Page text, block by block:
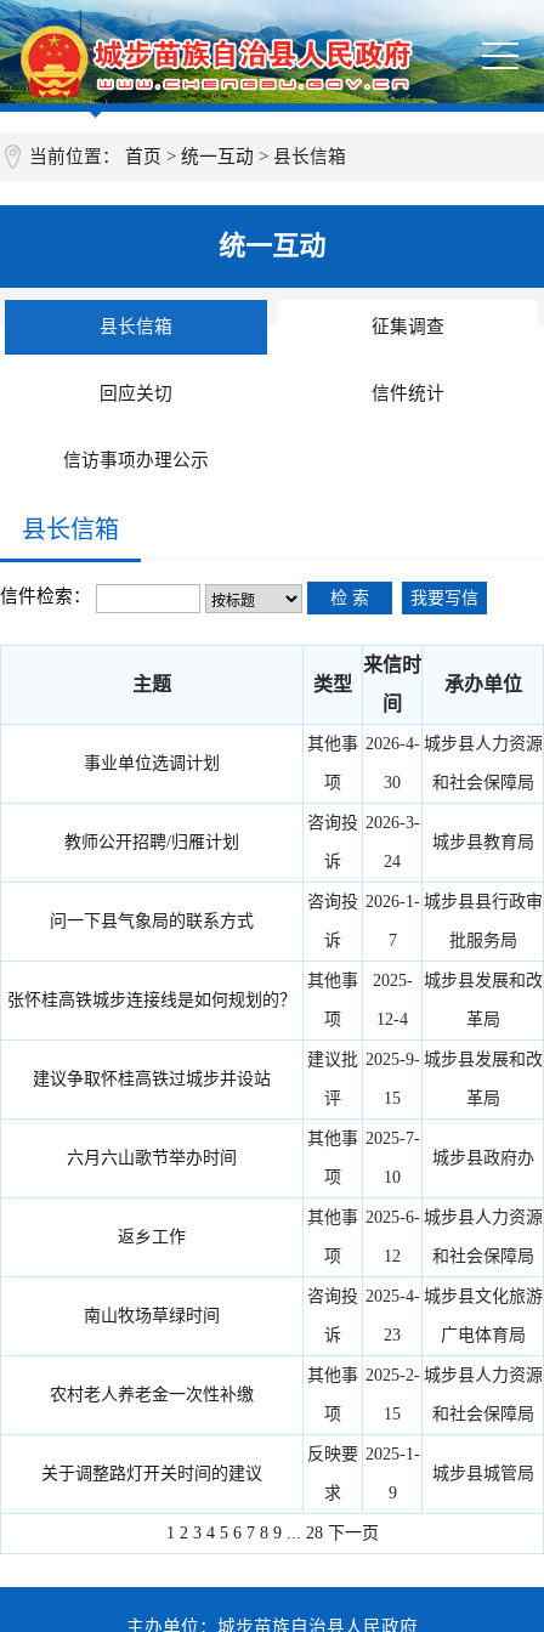
当前位置：首页 >统一互动 >县长信箱
统一互动
县长信箱 征集调查
回应关切 信件统计
信访事项办理公示
县长信箱
信件检索： 检 索 我要写信
主题 类型
来信时
间
承办单位
事业单位选调计划
其他事
项
2026-4-
30
城步县人力资源
和社会保障局
教师公开招聘/归雁计划
咨询投
诉
2026-3-
24
城步县教育局
问一下县气象局的联系方式
咨询投
诉
2026-1-
7
城步县县行政审
批服务局
张怀桂高铁城步连接线是如何规划的？
其他事
项
2025-
12-4
城步县发展和改
革局
建议争取怀桂高铁过城步并设站
建议批
评
2025-9-
15
城步县发展和改
革局
六月六山歌节举办时间
其他事
项
2025-7-
10
城步县政府办
返乡工作
其他事
项
2025-6-
12
城步县人力资源
和社会保障局
南山牧场草绿时间
咨询投
诉
2025-4-
23
城步县文化旅游
广电体育局
农村老人养老金一次性补缴
其他事
项
2025-2-
15
城步县人力资源
和社会保障局
关于调整路灯开关时间的建议
反映要
求
2025-1-
9
城步县城管局
1 2 3 4 5 6 7 8 9... 28 下一页
主办单位：城步苗族自治县人民政府